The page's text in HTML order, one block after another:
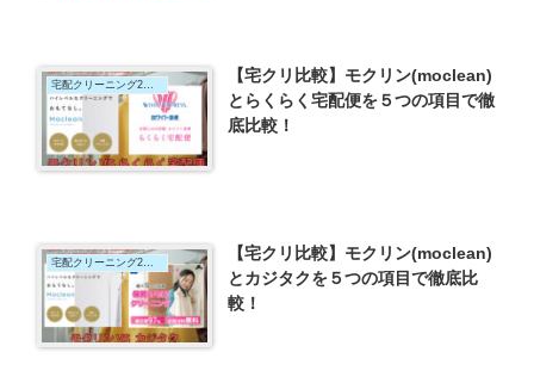
宅配クリーニング2社比較
【宅クリ比較】モクリン(moclean)
とらくらく宅配便を５つの項目で徹
底比較！
宅配クリーニング2社比較
【宅クリ比較】モクリン(moclean)
とカジタクを５つの項目で徹底比
較！